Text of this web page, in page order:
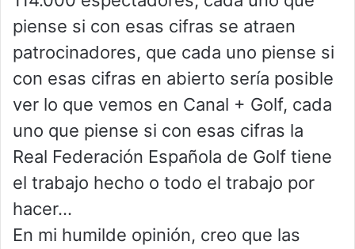
piense si con esas cifras se atraen
patrocinadores, que cada uno piense si
con esas cifras en abierto sería posible
ver lo que vemos en Canal + Golf, cada
uno que piense si con esas cifras la
Real Federación Española de Golf tiene
el trabajo hecho o todo el trabajo por
hacer…
En mi humilde opinión, creo que las